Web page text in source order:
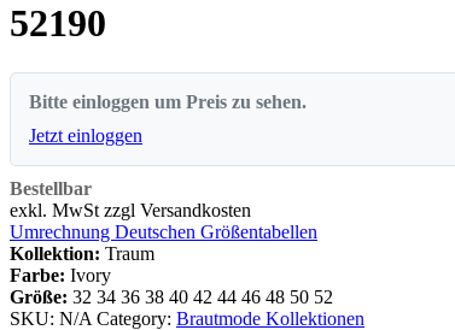
52190
Bitte einloggen um Preis zu sehen.
Jetzt einloggen
Bestellbar
exkl. MwSt zzgl Versandkosten
Umrechnung Deutschen Größentabellen
Kollektion: Traum
Farbe: Ivory
Größe: 32 34 36 38 40 42 44 46 48 50 52
SKU: N/A Category: Brautmode Kollektionen